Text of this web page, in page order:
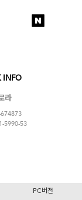
INFO
라
5990-53
PC버전